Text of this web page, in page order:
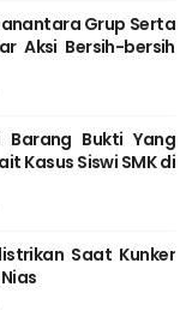
Grup Serta
Aksi Bersih-bersih
Barang Bukti Yang
Kasus Siswi SMK di
Saat Kunker